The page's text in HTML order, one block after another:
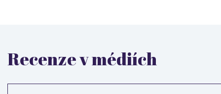
Recenze v médiích